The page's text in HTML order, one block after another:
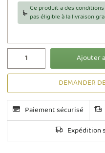
Ce produit a des
pas éligible à la livraison
Ajouter
DEMANDER
Paiement sécurisé
Expédition